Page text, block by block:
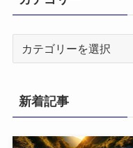
リ
ー
新着記事